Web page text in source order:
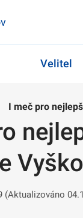
Velitel
I meč pro
(Aktualizováno